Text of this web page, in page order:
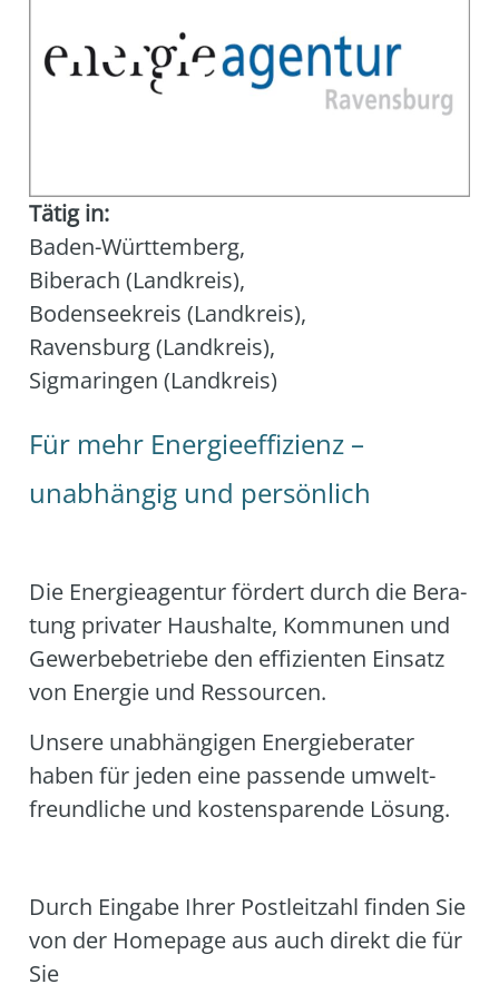
Für mehr Energieeffizienz –
unabhängig und persönlich
Die Ener­gie­agen­tur för­dert durch die Bera­
tung pri­va­ter Haus­hal­te, Kom­mu­nen und
Gewer­be­be­trie­be den effi­zi­en­ten Ein­satz
von Ener­gie und Res­sour­cen.
Unse­re unab­hän­gi­gen Ener­gie­be­ra­ter
haben für jeden eine pas­sen­de umwelt­
freund­li­che und kos­ten­spa­ren­de Lösung.
Durch Ein­ga­be Ihrer Post­leit­zahl fin­den Sie
von der Home­page aus auch direkt die für
Sie
Tätig in:
Baden-Württemberg,
Biberach (Landkreis),
Bodenseekreis (Landkreis),
Ravensburg (Landkreis),
Sigmaringen (Landkreis)